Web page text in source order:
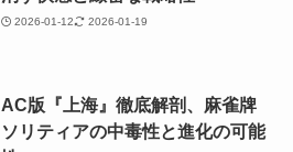
2026-01-12 2026-01-19
AC版『上海』徹底解剖、麻雀牌
ソリティアの中毒性と進化の可能